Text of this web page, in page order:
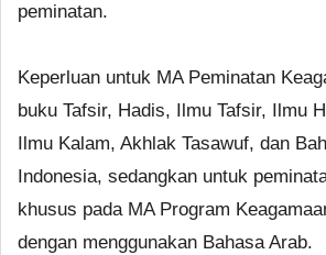
peminatan.
Keperluan untuk MA Peminatan
buku Tafsir, Hadis, Ilmu Tafsir, Ilmu
Ilmu Kalam, Akhlak Tasawuf, dan
Indonesia, sedangkan untuk
khusus pada MA Program
dengan menggunakan Bahasa Arab.